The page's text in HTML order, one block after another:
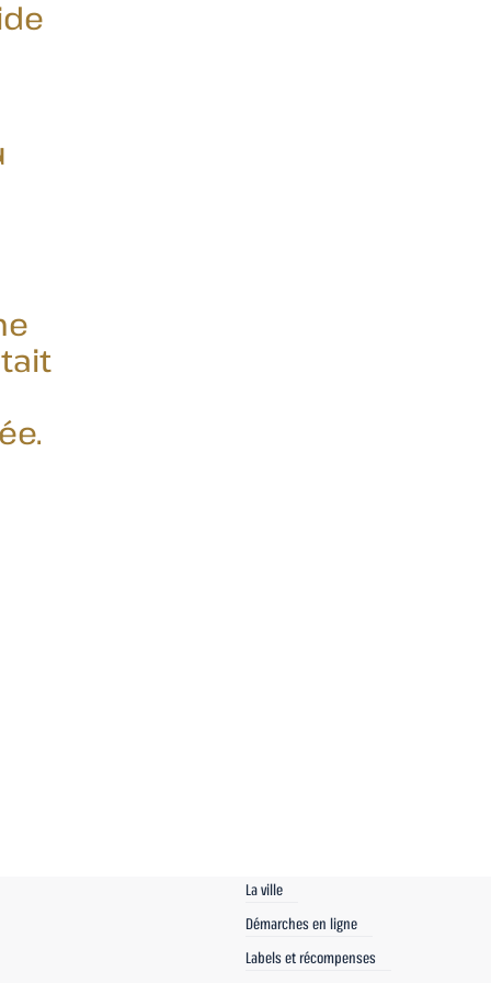
La ville
Démarches en ligne
Labels et récompenses